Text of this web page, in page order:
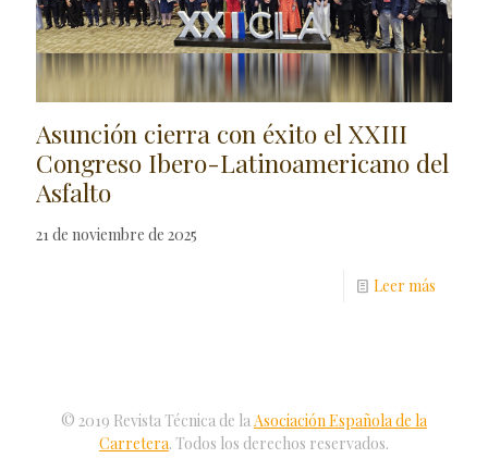
Asunción cierra con éxito el XXIII
Congreso Ibero-Latinoamericano del
Asfalto
21 de noviembre de 2025
Leer más
© 2019 Revista Técnica de laAsociación Española de la
Carretera. Todos los derechos reservados.